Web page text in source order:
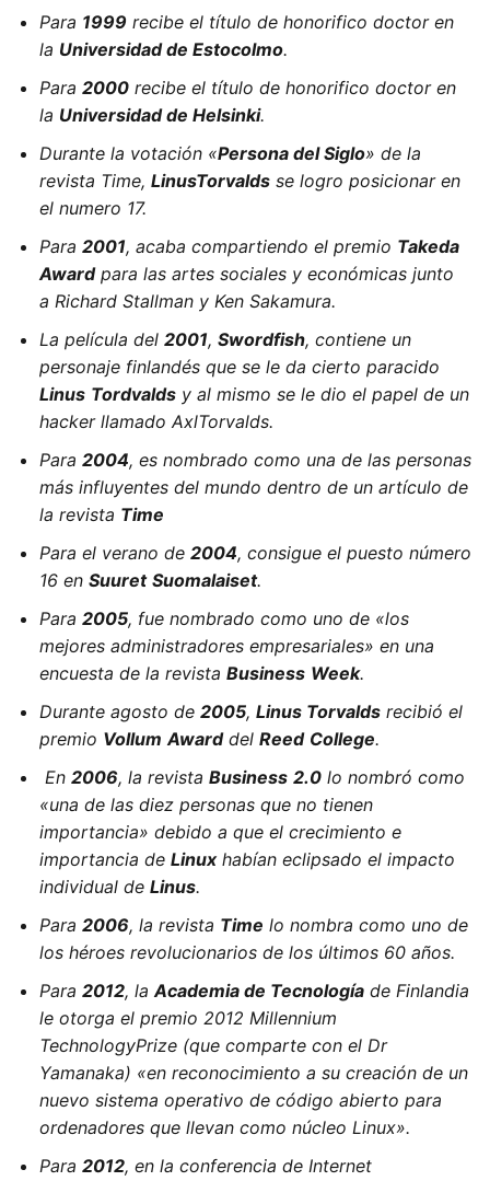
Para 1999 recibe el título de honorifico doctor en
la Universidad de Estocolmo.
Para 2000 recibe el título de honorifico doctor en
la Universidad de Helsinki.
Durante la votación «Persona del Siglo» de la
revista Time, LinusTorvalds se logro posicionar en
el numero 17.
Para 2001, acaba compartiendo el premio Takeda
Awardpara las artes sociales y económicas junto
a Richard Stallman y Ken Sakamura.
La película del 2001, Swordfish, contiene un
personaje finlandés que se le da cierto paracido
Linus Tordvalds y al mismo se le dio el papel de un
hacker llamado AxlTorvalds.
Para 2004, es nombrado como una de las personas
más influyentes del mundo dentro de un artículo de
la revista Time
Para el verano de 2004, consigue el puesto número
16 en Suuret Suomalaiset.
Para 2005, fue nombrado como uno de «los
mejores administradores empresariales» en una
encuesta de la revista Business Week.
Durante agosto de 2005, Linus Torvalds recibió el
premio Vollum Awarddel Reed College.
En 2006, la revista Business 2.0 lo nombró como
«una de las diez personas que no tienen
importancia» debido a que el crecimiento e
importancia de Linuxhabían eclipsado el impacto
individual de Linus.
Para 2006, la revista Time lo nombra como uno de
los héroes revolucionarios de los últimos 60 años.
Para 2012, laAcademia de Tecnología de Finlandia
le otorga el premio 2012 Millennium
TechnologyPrize (que comparte con el Dr
Yamanaka) «en reconocimiento a su creación de un
nuevo sistema operativo de código abierto para
ordenadores que llevan como núcleo Linux».
Para 2012, en la conferencia de Internet